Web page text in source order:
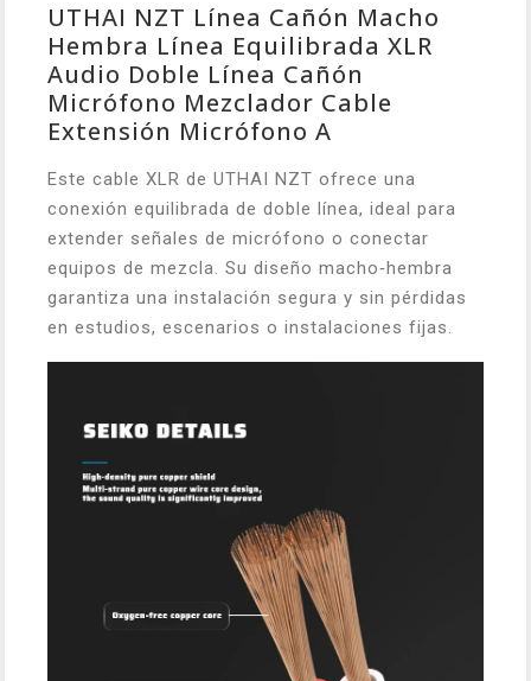
UTHAI NZT Línea Cañón Macho
Hembra Línea Equilibrada XLR
Audio Doble Línea Cañón
Micrófono Mezclador Cable
Extensión Micrófono A
Este cable XLR de UTHAI NZT ofrece una
conexión equilibrada de doble línea, ideal para
extender señales de micrófono o conectar
equipos de mezcla. Su diseño macho‑hembra
garantiza una instalación segura y sin pérdidas
en estudios, escenarios o instalaciones fijas.